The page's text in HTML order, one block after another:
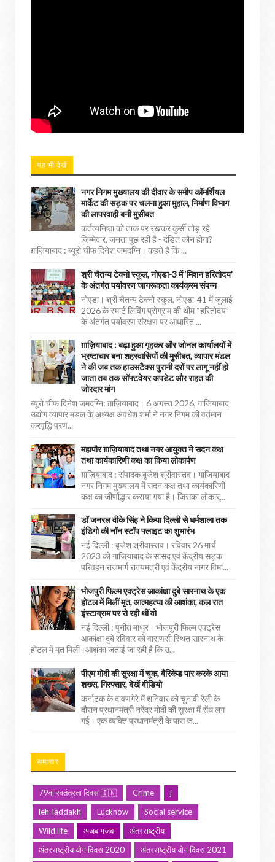
यह भी देखें
नगर निगम मुख्यालय की दीवार के समीप कॉमर्शियल
मार्केट की सड़क पर चलना हुआ मुहाल, निर्माण विभाग
की लापरवाही बनी मुसीबत
कर्तव्यनिष्ठा को ताक पर रखकर कुर्सी तोड़ रहे
जिम्मेदार, जनता पूछ रही है - दंडित कौन होगा?
ग़ाज़ियाबाद : ब्यूरो चीफ दिनेश जमदग्नि। कहते हैं कि ...
श्री चैतन्य टेक्नो स्कूल, नोएडा-3 में ‘मिशन हरितोदय’
के अंतर्गत पर्यावरण जागरूकता कार्यक्रम संपन्न
नोएडा। श्री चैतन्य टेक्नो स्कूल, नोएडा-41 में जुलाई
2026 के स्मार्ट लिविंग प्रोग्राम की थीम “हरितोदय”
के अंतर्गत पर्यावरण संरक्षण पर आधारित ...
ग़ाज़ियाबाद : बढ़ा हुआ गृहकर और जोनल कार्यालयों में
भ्रष्टाचार बना शहरवासियों की मुसीबत, व्यापार मंडल
ने की जब तक हाउसटैक्स पुरानी दरों पर लागू नहीं हो
जाता तब तक सॉफ्टवेयर अपडेट और राहत की
जोरदार मांग
ब्यूरो चीफ दिनेश जमदग्नि: ग़ाज़ियाबाद। 6 अगस्त 2026, गाजियाबाद
उद्योग व्यापार मंडल के अध्यक्ष अवधेश शर्मा ने नगर निगम की वर्तमान
करवृद्धि प्रण...
महापौर ग़ाज़ियाबाद तथा नगर आयुक्त ने सदन कक्ष
तथा कार्यकारिणी कक्ष का किया लोकार्पण
ग़ाज़ियाबाद : संपादक बृजेश श्रीवास्तव। गाजियाबाद
नगर निगम मुख्यालय में सदन कक्ष तथा कार्यकारिणी
कक्ष का जीर्णोद्धार कराया गया है। जिसका लोकार्...
डॉ जनरल वीके सिंह ने किया दिल्ली से धर्मशाला तक
इंडिगो की नॉन स्टॉप फ्लाइट का शुभारंभ
नई दिल्ली : बृजेश श्रीवास्तव। रविवार 26 मार्च
2023 को गाजियाबाद के सांसद एवं केंद्रीय सड़क
परिवहन राजमार्ग राज्यमंत्री एवं केंद्रीय नागर विमा...
भोजपुरी फिल्म एक्ट्रेस आकांक्षा दुबे सारनाथ के एक
होटल में मिलीं मृत, आत्महत्या की आशंका, कल रात
इंस्टाग्राम पर रो रही थीं वो
नई दिल्ली : पुनीत माथुर। भोजपुरी फिल्म एक्ट्रेस
आकांक्षा दुबे रविवार को वाराणसी स्थित सारनाथ के
होटल में मृत मिलीं।आशंका जताई जा रही है कि उ...
पीएम मोदी की सुरक्षा में चूक, बैरिकेड पार करके आया
शख्स, गिरफ्तार, देखें वीडियो
कर्नाटक के दावणगेरे में शनिवार को चुनावी रैली के
दौरान प्रधानमंत्री नरेंद्र मोदी की सुरक्षा में सेंध लग
गई। एक व्यक्ति प्रधानमंत्री के पास ज...
समाचार
79वां स्वतंत्रता दिवस 🇮🇳 Crime
j
leh-laddakh
Lucknow
Social service
Wild life
अजब गजब
अंतरराष्ट्रीय
अंतरराष्ट्रीय योग दिवस 2020
अंतरराष्ट्रीय योग दिवस 2021